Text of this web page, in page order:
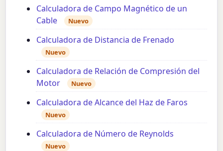
Calculadora de Campo Magnético de un
Cable
Nuevo
Calculadora de Distancia de Frenado
Nuevo
Calculadora de Relación de Compresión del
Motor
Nuevo
Calculadora de Alcance del Haz de Faros
Nuevo
Calculadora de Número de Reynolds
Nuevo